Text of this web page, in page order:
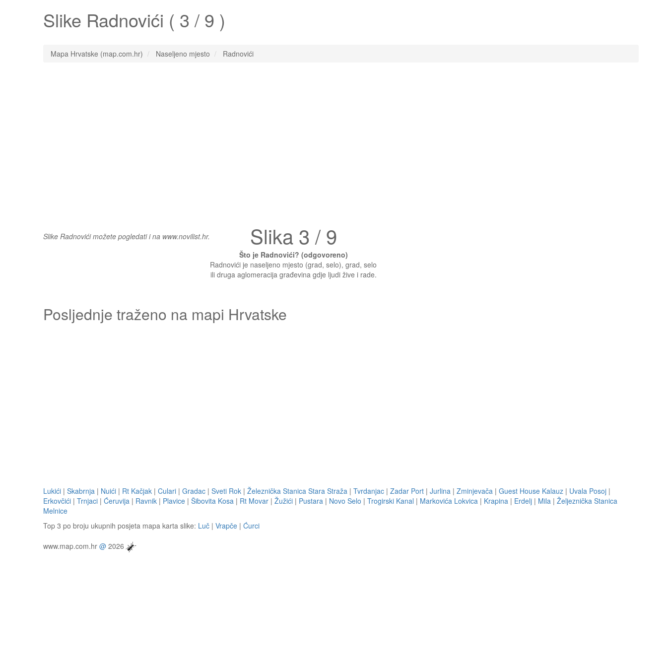
Slike Radnovići ( 3 / 9 )
Mapa Hrvatske (map.com.hr) Naseljeno mjesto Radnovići
Slike Radnovići možete pogledati i na www.novilist.hr. Slika 3 / 9
Što je Radnovići? (odgovoreno)
Radnovići je naseljeno mjesto (grad, selo), grad, selo
ili druga aglomeracija građevina gdje ljudi žive i rade.
Posljednje traženo na mapi Hrvatske
Lukići | Skabrnja | Nuići | Rt Kačjak | Culari | Gradac | Sveti Rok | Železnička Stanica Stara Straža | Tvrdanjac | Zadar Port | Jurlina | Zminjevača | Guest House Kalauz | Uvala Posoj |
Erkovčići | Trnjaci | Ćeruvija | Ravnik | Plavice | Šibovita Kosa | Rt Movar | Žužići | Pustara | Novo Selo | Trogirski Kanal | Markovića Lokvica | Krapina | Erdelj | Mila | Željeznička Stanica
Melnice
Top 3 po broju ukupnih posjeta mapa karta slike: Luč | Vrapče | Ćurci
www.map.com.hr @ 2026